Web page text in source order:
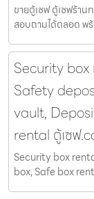
ขายตู้เซฟ ตู้เซฟร้า
สอบถามได้ตลอด พ
Security
Safety
vault,
rental ตู้เซฟ
Security box
box, Safe box